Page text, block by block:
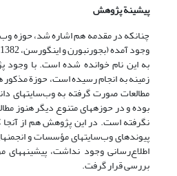
پیشینةپژوهش
به این نام خوانده شده است. با وجود
زمینه به انجام رسیده است، حوزة مذکور
مطالعات صورت گرفته به وب‌سایتهای
بوده و در حوزه­های متنوع دیگر هنوز
نگرفته است. در این پژوهش هم از آنجا
پیوندهای وب‌سایتهای مؤسسات و
اطلاع‌رسانی وجود نداشت، پیشینه­های
بررسی قرار گرفت.